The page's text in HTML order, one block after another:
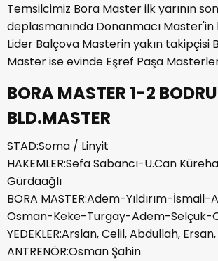
Temsilcimiz Bora Master ilk yarının
deplasmanında Donanmacı
Lider Balçova Masterin yakın takipçisi
Master ise evinde Eşref Paşa
BORA MASTER 1-2
BLD.MASTER
STAD:Soma / Linyit
HAKEMLER:Sefa Sabancı-U.Can
Gürdaağlı
BORA MASTER:Adem-Yıldırım-
Osman-Keke-Turgay-Adem-Selçuk-
YEDEKLER:Arslan, Celil, Abdullah,
ANTRENÖR:Osman Şahin